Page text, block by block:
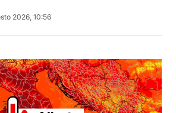
2026, 10:56